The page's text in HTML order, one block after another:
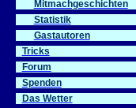
Mitmachgeschichten
Statistik
Gastautoren
Tricks
Forum
Spenden
Das Wetter